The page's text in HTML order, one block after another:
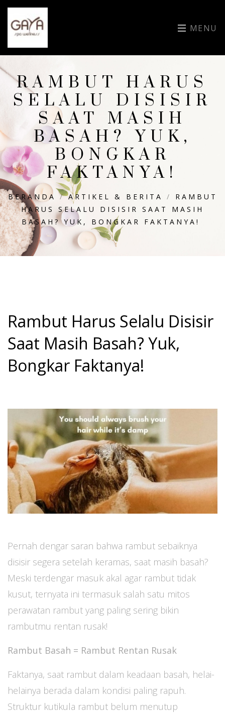
MENU
RAMBUT HARUS
SELALU DISISIR
SAAT MASIH
BASAH? YUK,
BONGKAR
FAKTANYA!
BERANDA /ARTIKEL & BERITA / RAMBUT
HARUS SELALU DISISIR SAAT MASIH
BASAH? YUK, BONGKAR FAKTANYA!
Rambut Harus Selalu Disisir
Saat Masih Basah? Yuk,
Bongkar Faktanya!
Pernah dengar saran bahwa rambut sebaiknya
disisir segera setelah keramas, saat masih basah?
Meski terdengar masuk akal agar rambut tidak
kusut, ternyata ini termasuk salah satu mitos
perawatan rambut yang paling sering bikin
rambutmu rentan rusak!
Rambut Basah = Rambut Rentan Rusak
Faktanya, saat rambut dalam keadaan basah, helai-
helainya berada dalam kondisi paling rapuh.
Struktur kutikula rambut belum menutup